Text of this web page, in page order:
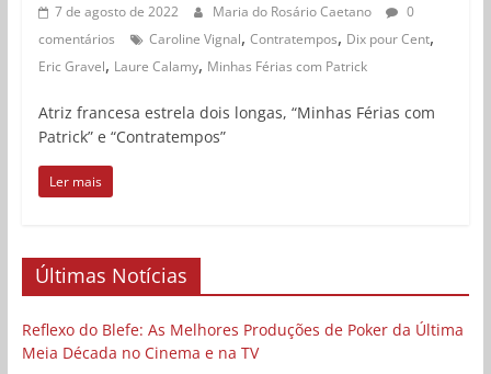
7 de agosto de 2022 Maria do Rosário Caetano
0
comentários
Caroline Vignal, Contratempos, Dix pour Cent,
Eric Gravel, Laure Calamy, Minhas Férias com Patrick
Atriz francesa estrela dois longas, “Minhas Férias com
Patrick” e “Contratempos”
Ler mais
Últimas Notícias
Reflexo do Blefe: As Melhores Produções de Poker da Última
Meia Década no Cinema e na TV